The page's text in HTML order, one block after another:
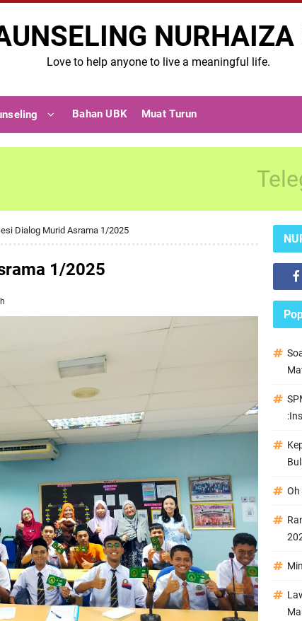
Love to help anyone to live a meaningful life.
Bahan UBK Muat Turun
Dialog Murid Asrama 1/2025
1/2025
Oh